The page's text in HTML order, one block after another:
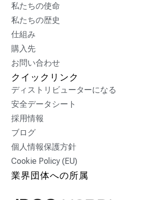
私たちの使命
私たちの歴史
仕組み
購入先
お問い合わせ
クイックリンク
ディストリビューターになる
安全データシート
採用情報
ブログ
個人情報保護方針
Cookie Policy (EU)
業界団体への所属